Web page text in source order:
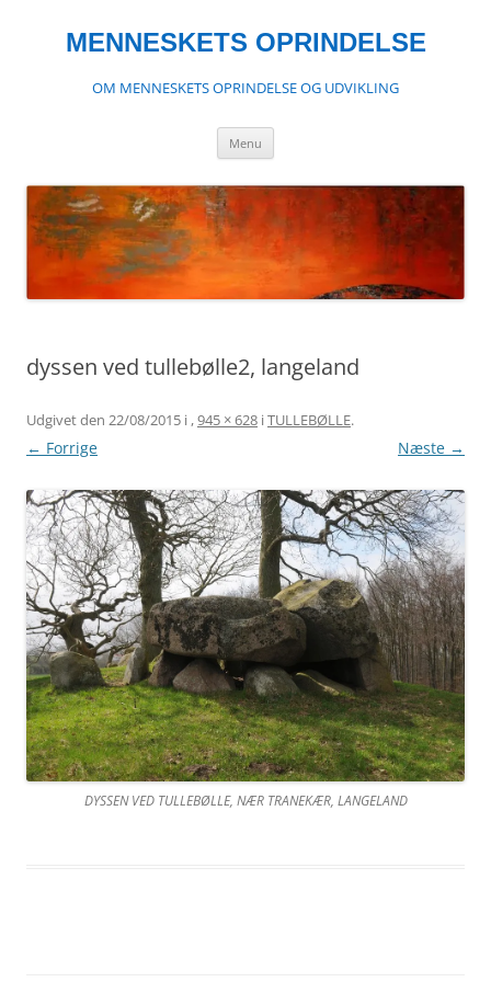
indholdMENNESKETS OPRINDELSE
OM MENNESKETS OPRINDELSE OG UDVIKLING
Menu
dyssen ved tullebølle2, langeland
Udgivet den 22/08/2015 i ,945 × 628 iTULLEBØLLE.
← Forrige Næste →
DYSSEN VED TULLEBØLLE, NÆR TRANEKÆR, LANGELAND